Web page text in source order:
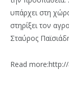
υπάρχει στη
στηρίξει τον
Σταύρος
Read